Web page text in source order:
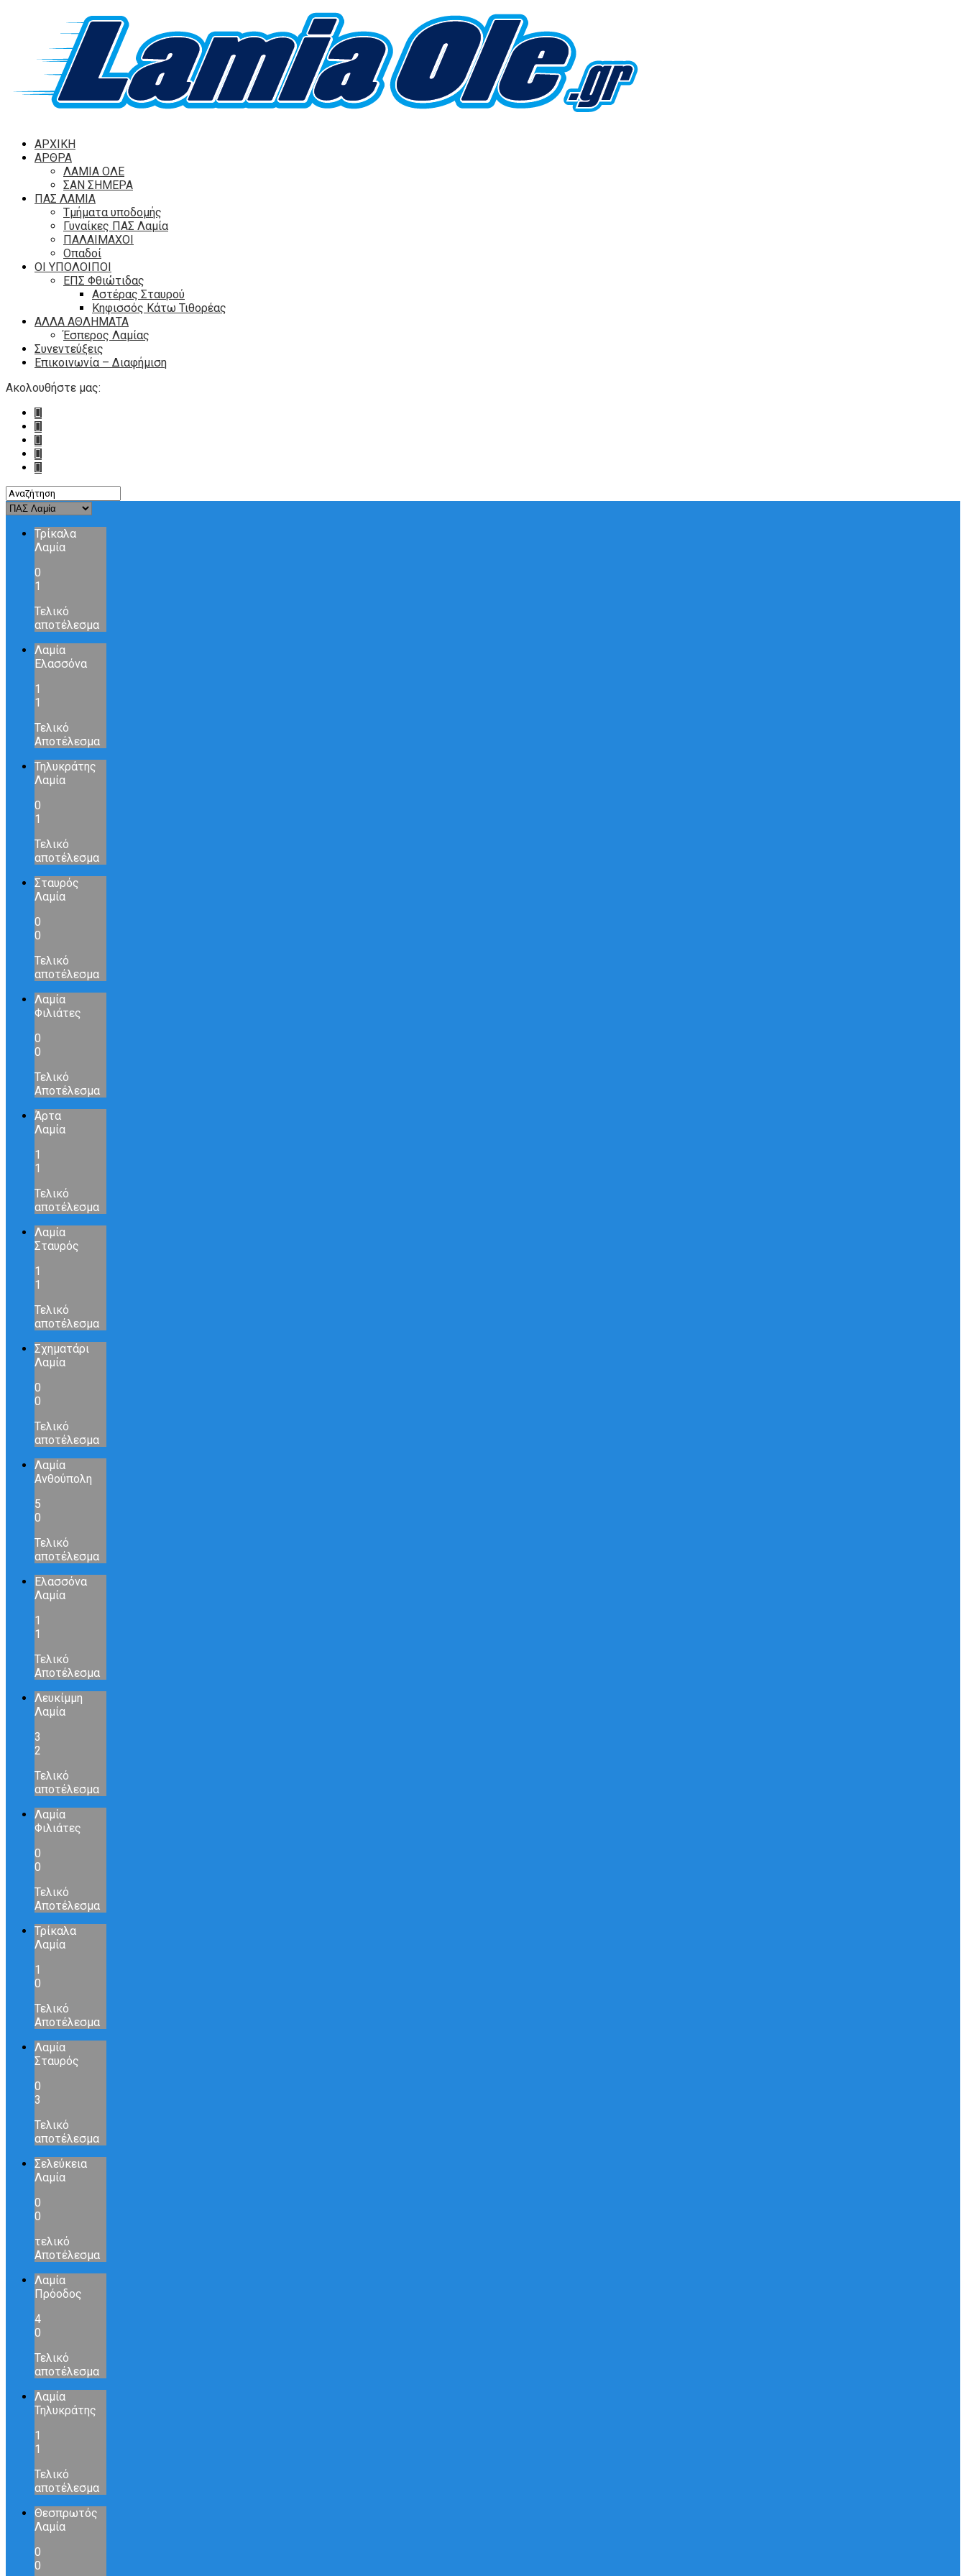
ΑΡΧΙΚΗ
ΑΡΘΡΑ
ΛΑΜΙΑ ΟΛΕ
ΣΑΝ ΣΗΜΕΡΑ
ΠΑΣ ΛΑΜΙΑ
Τμήματα υποδομής
Γυναίκες ΠΑΣ Λαμία
ΠΑΛΑΙΜΑΧΟΙ
Οπαδοί
ΟΙ ΥΠΟΛΟΙΠΟΙ
ΕΠΣ Φθιώτιδας
Αστέρας Σταυρού
Κηφισσός Κάτω Τιθορέας
ΑΛΛΑ ΑΘΛΗΜΑΤΑ
Έσπερος Λαμίας
Συνεντεύξεις
Επικοινωνία – Διαφήμιση
Ακολουθήστε μας:
Τρίκαλα
Λαμία
0
1
Τελικό
αποτέλεσμα
Λαμία
Ελασσόνα
1
1
Τελικό
Αποτέλεσμα
Τηλυκράτης
Λαμία
0
1
Τελικό
αποτέλεσμα
Σταυρός
Λαμία
0
0
Τελικό
αποτέλεσμα
Λαμία
Φιλιάτες
0
0
Τελικό
Αποτέλεσμα
Άρτα
Λαμία
1
1
Τελικό
αποτέλεσμα
Λαμία
Σταυρός
1
1
Τελικό
αποτέλεσμα
Σχηματάρι
Λαμία
0
0
Τελικό
αποτέλεσμα
Λαμία
Ανθούπολη
5
0
Τελικό
αποτέλεσμα
Ελασσόνα
Λαμία
1
1
Τελικό
Αποτέλεσμα
Λευκίμμη
Λαμία
3
2
Τελικό
αποτέλεσμα
Λαμία
Φιλιάτες
0
0
Τελικό
Αποτέλεσμα
Τρίκαλα
Λαμία
1
0
Τελικό
Αποτέλεσμα
Λαμία
Σταυρός
0
3
Τελικό
αποτέλεσμα
Σελεύκεια
Λαμία
0
0
τελικό
Αποτέλεσμα
Λαμία
Πρόοδος
4
0
Τελικό
αποτέλεσμα
Λαμία
Τηλυκράτης
1
1
Τελικό
αποτέλεσμα
Θεσπρωτός
Λαμία
0
0